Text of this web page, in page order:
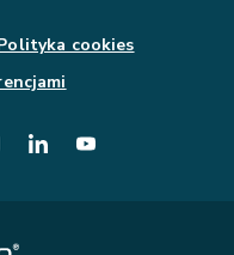
cookies